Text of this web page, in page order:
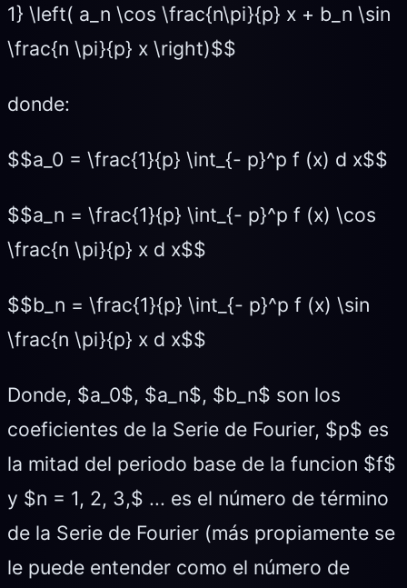
1} \left( a_n \cos \frac{n\pi}{p} x + b_n \sin
\frac{n \pi}{p} x \right)$$
donde:
$$a_0 = \frac{1}{p} \int_{- p}^p f (x) d x$$
$$a_n = \frac{1}{p} \int_{- p}^p f (x) \cos
\frac{n \pi}{p} x d x$$
$$b_n = \frac{1}{p} \int_{- p}^p f (x) \sin
\frac{n \pi}{p} x d x$$
Donde, $a_0$, $a_n$, $b_n$ son los
coeficientes de la Serie de Fourier, $p$ es
la mitad del periodo base de la funcion $f$
y $n = 1, 2, 3,$ ... es el número de término
de la Serie de Fourier (más propiamente se
le puede entender como el número de